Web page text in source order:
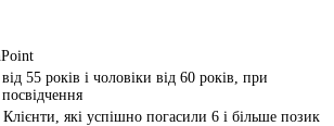
55 років і чоловіки від 60 років, при
Клієнти, які успішно погасили 6 і більше позик